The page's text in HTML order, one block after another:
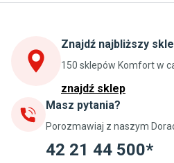
Stoły do kuchni
Szafki kuchenne wiszące (górne)
Szafki pod zlewozmywak
Blaty kuchenne laminowane
Jadalnia
Stoły do jadalni
Krzesła do jadalni
Dywany szare
Znajdź najbliższy
150 sklepów Komfort w
znajdź sklep
Masz pytania?
Porozmawiaj z naszym
42 21 44 500*